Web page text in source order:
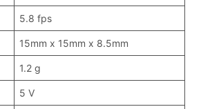
5.8 fps
15mm x 15mm x 8.5mm
1.2 g
5 V